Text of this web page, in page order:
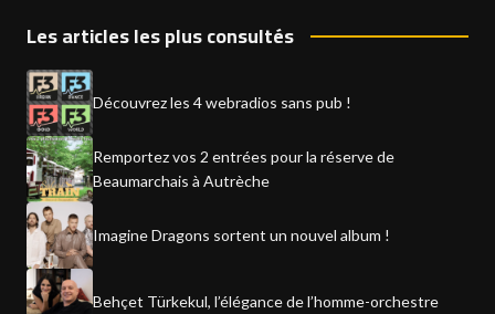
Les articles les plus consultés
Découvrez les 4 webradios sans pub !
Remportez vos 2 entrées pour la réserve de
Beaumarchais à Autrèche
Imagine Dragons sortent un nouvel album !
Behçet Türkekul, l’élégance de l’homme-orchestre